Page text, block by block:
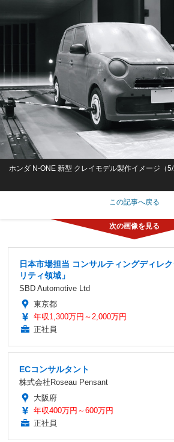
ホンダ N-ONE 新型 クレイモデル製作イメージ（5/
この記事へ戻る
日本市場担当 コンサルティングディレ
リティ領域」
SBD Automotive Ltd
東京都
年収1,300万円～2,000万円
正社員
ECコンサルタント
株式会社Roseau Pensant
大阪府
年収400万円～600万円
正社員